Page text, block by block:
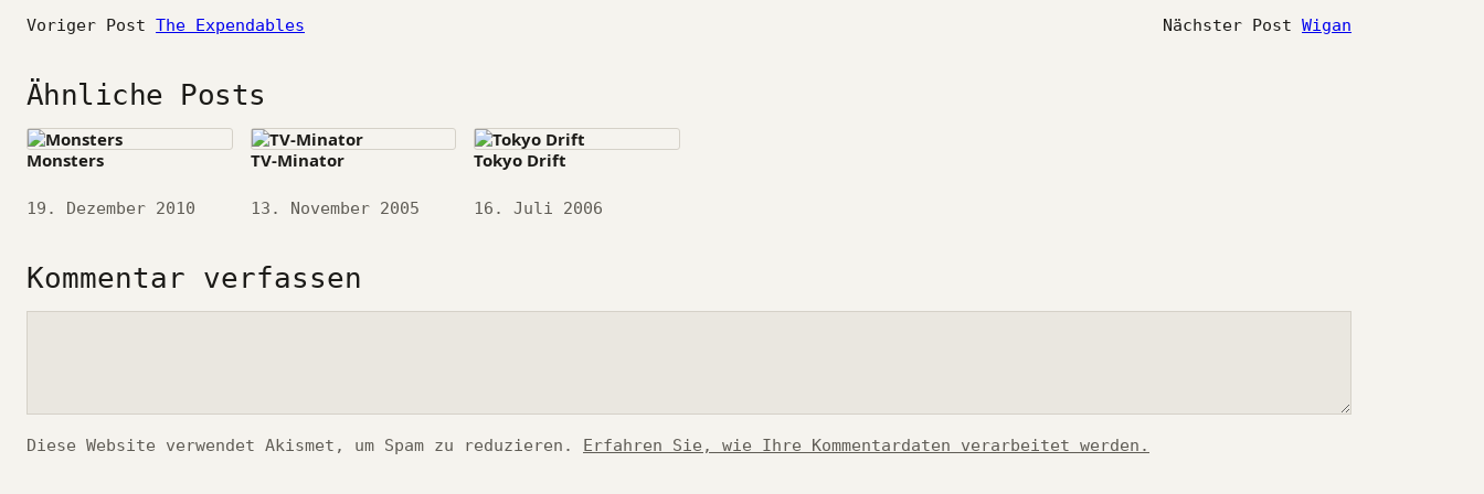
Voriger Post The Expendables Nächster Post Wigan
Ähnliche Posts
Monsters
Datum
19. Dezember 2010
TV-Minator
Datum
13. November 2005
Tokyo Drift
Datum
16. Juli 2006
Kommentar verfassen
Diese Website verwendet Akismet, um Spam zu reduzieren. Erfahren Sie, wie Ihre Kommentardaten verarbeitet werden.